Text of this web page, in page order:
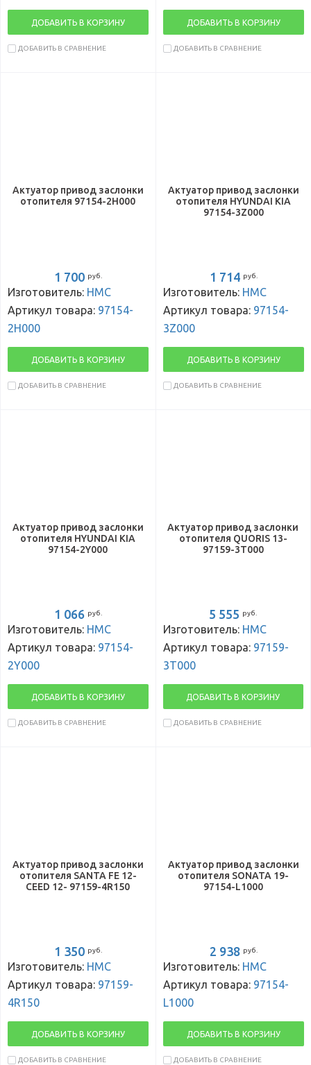
ДОБАВИТЬ В КОРЗИНУ
ДОБАВИТЬ В СРАВНЕНИЕ
ДОБАВИТЬ В КОРЗИНУ
ДОБАВИТЬ В СРАВНЕНИЕ
Актуатор привод заслонки
отопителя 97154-2H000
1 700 руб.
Изготовитель: HMC
Артикул товара: 97154-
2H000
ДОБАВИТЬ В КОРЗИНУ
ДОБАВИТЬ В СРАВНЕНИЕ
Актуатор привод заслонки
отопителя HYUNDAI KIA
97154-3Z000
1 714 руб.
Изготовитель: HMC
Артикул товара: 97154-
3Z000
ДОБАВИТЬ В КОРЗИНУ
ДОБАВИТЬ В СРАВНЕНИЕ
Актуатор привод заслонки
отопителя HYUNDAI KIA
97154-2Y000
1 066 руб.
Изготовитель: HMC
Артикул товара: 97154-
2Y000
ДОБАВИТЬ В КОРЗИНУ
ДОБАВИТЬ В СРАВНЕНИЕ
Актуатор привод заслонки
отопителя QUORIS 13-
97159-3T000
5 555 руб.
Изготовитель: HMC
Артикул товара: 97159-
3T000
ДОБАВИТЬ В КОРЗИНУ
ДОБАВИТЬ В СРАВНЕНИЕ
Актуатор привод заслонки
отопителя SANTA FE 12-
CEED 12- 97159-4R150
1 350 руб.
Изготовитель: HMC
Артикул товара: 97159-
4R150
ДОБАВИТЬ В КОРЗИНУ
ДОБАВИТЬ В СРАВНЕНИЕ
Актуатор привод заслонки
отопителя SONATA 19-
97154-L1000
2 938 руб.
Изготовитель: HMC
Артикул товара: 97154-
L1000
ДОБАВИТЬ В КОРЗИНУ
ДОБАВИТЬ В СРАВНЕНИЕ